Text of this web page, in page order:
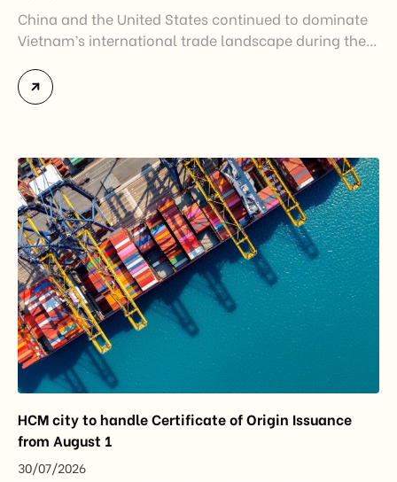
China and the United States continued to dominate
Vietnam’s international trade landscape during the
accounted for more than half of Vietnam’s total
import-export turnover, highlighting their strategic
China remained Vietnam’s largest trading partner
and […]
HCM city to handle Certificate of Origin Issuance
from August 1
30/07/2026